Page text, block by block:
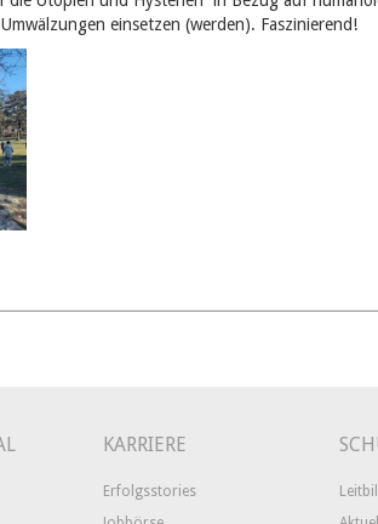
einsetzen (werden). Faszinierend!
KARRIERE
Erfolgsstories